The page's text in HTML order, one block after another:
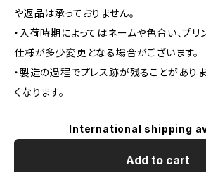
や返品は承っておりません。
・入荷時期によってはネームや色合い、プリ
仕様が多少変更となる場合がございます。
・製造の過程でプレス跡が残ることがあり
くなります。
International shipping
Add to cart